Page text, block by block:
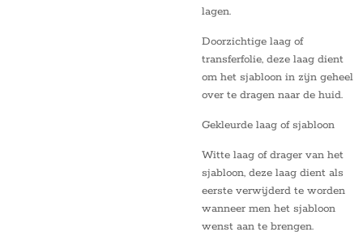
lagen.
Doorzichtige laag of
transferfolie, deze laag dient
om het sjabloon in zijn geheel
over te dragen naar de huid.
Gekleurde laag of sjabloon
Witte laag of drager van het
sjabloon, deze laag dient als
eerste verwijderd te worden
wanneer men het sjabloon
wenst aan te brengen.